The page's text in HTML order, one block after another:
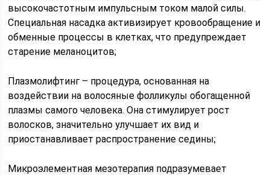
высокочастотным импульсным током малой силы.
Специальная насадка активизирует кровообращение и
обменные процессы в клетках, что предупреждает
старение меланоцитов;
Плазмолифтинг – процедура, основанная на
воздействии на волосяные фолликулы обогащенной
плазмы самого человека. Она стимулирует рост
волосков, значительно улучшает их вид и
приостанавливает распространение седины;
Микроэлементная мезотерапия подразумевает